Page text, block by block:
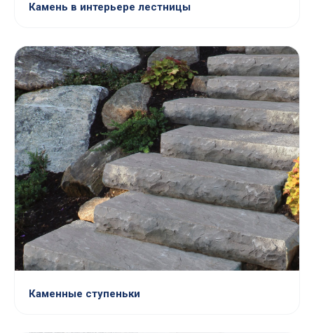
Камень в интерьере лестницы
Каменные ступеньки